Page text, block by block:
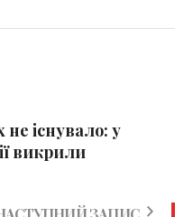
існувало: у
викрили